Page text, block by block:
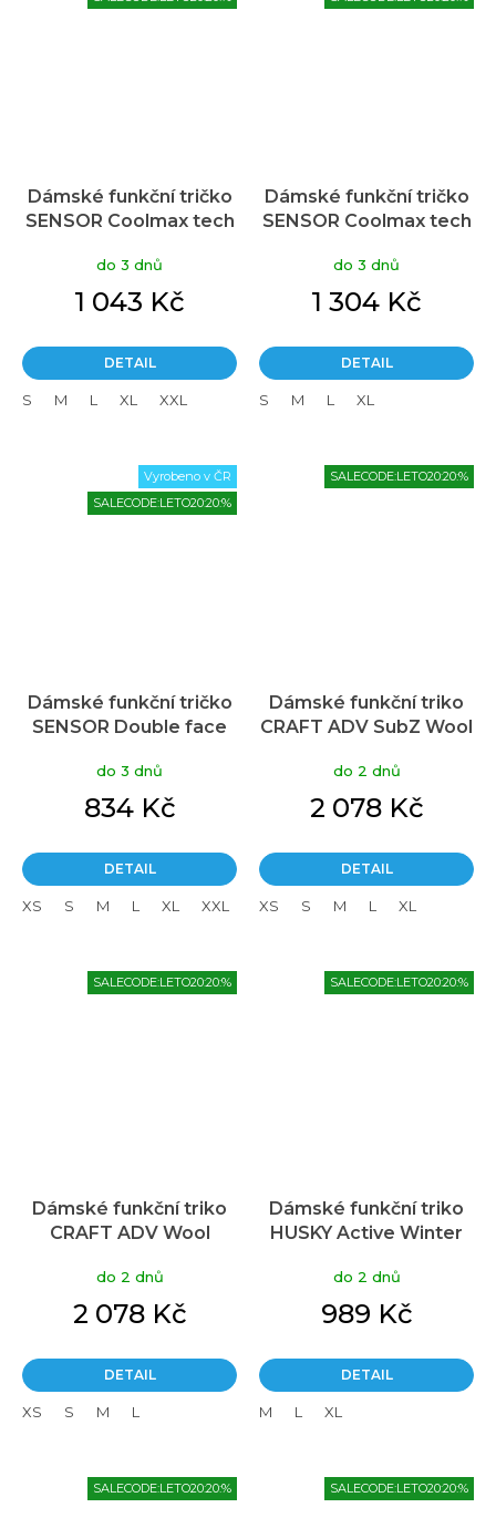
Dámské funkční tričko
SENSOR Coolmax tech
do 3 dnů
1 043 Kč
DETAIL
S M L XL XXL
Dámské funkční tričko
SENSOR Coolmax tech
do 3 dnů
1 304 Kč
DETAIL
S M L XL
Vyrobeno v ČR
SALECODE:LETO20:20:%
Dámské funkční tričko
SENSOR Double face
do 3 dnů
834 Kč
DETAIL
XS S M L XL XXL
SALECODE:LETO20:20:%
Dámské funkční triko
CRAFT ADV SubZ Wool
do 2 dnů
2 078 Kč
DETAIL
XS S M L XL
SALECODE:LETO20:20:%
Dámské funkční triko
CRAFT ADV Wool
do 2 dnů
2 078 Kč
DETAIL
XS S M L
SALECODE:LETO20:20:%
Dámské funkční triko
HUSKY Active Winter
do 2 dnů
989 Kč
DETAIL
M L XL
SALECODE:LETO20:20:% SALECODE:LETO20:20:%